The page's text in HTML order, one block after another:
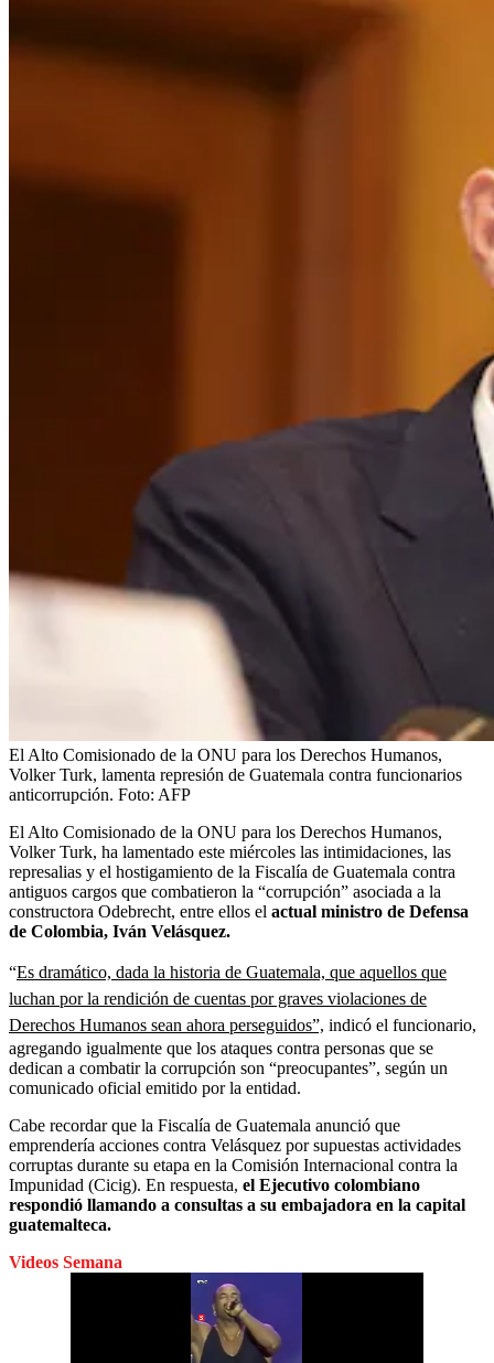
El Alto Comisionado de la ONU para los Derechos Humanos,
Volker Turk, lamenta represión de Guatemala contra funcionarios
anticorrupción. Foto: AFP
El Alto Comisionado de la ONU para los Derechos Humanos,
Volker Turk, ha lamentado este miércoles las intimidaciones, las
represalias y el hostigamiento de la Fiscalía de Guatemala contra
antiguos cargos que combatieron la “corrupción” asociada a la
constructora Odebrecht, entre ellos el actual ministro de Defensa
de Colombia, Iván Velásquez.
“Es dramático, dada la historia de Guatemala, que aquellos que
luchan por la rendición de cuentas por graves violaciones de
Derechos Humanos sean ahora perseguidos”, indicó el funcionario,
agregando igualmente que los ataques contra personas que se
dedican a combatir la corrupción son “preocupantes”, según un
comunicado oficial emitido por la entidad.
Cabe recordar que la Fiscalía de Guatemala anunció que
emprendería acciones contra Velásquez por supuestas actividades
corruptas durante su etapa en la Comisión Internacional contra la
Impunidad (Cicig). En respuesta, el Ejecutivo colombiano
respondió llamando a consultas a su embajadora en la capital
guatemalteca.
Videos Semana